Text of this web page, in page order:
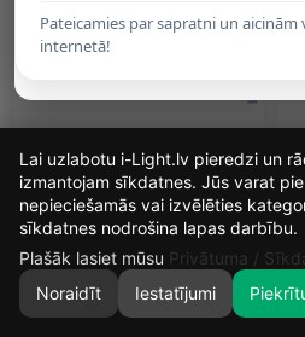
Sistēmai Melns (Optonica
5160)
2.25€
Pateicamies par sapratni un
internetā!
14
DIENAS
20
STUNDAS
13
MIN.
Lai uzlabotu i-Light.lv pieredzi un
izmantojam sīkdatnes. Jūs varat
nepieciešamās vai izvēlēties
sīkdatnes nodrošina lapas darbību.
Plašāk lasiet mūsu Privātuma /
Noraidīt
Iestatījumi